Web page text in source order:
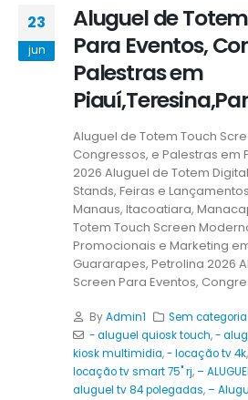
23
jun
Aluguel de
Para Eventos,
Palestras em
Aluguel de Totem Touch
Congressos, e Palestras em
2026 Aluguel de Totem
Stands, Feiras e
Manaus, Itacoatiara,
Totem Touch Screen
Promocionais e Marketing
Guararapes, Petrolina 2026
Screen Para Eventos,
ByAdmin1
Sem categoria
- aluguel quiosk touch,-
kiosk multimidia,- locação tv 4k,
locação tv smart 75" rj,–
aluguel tv 84 polegadas,–